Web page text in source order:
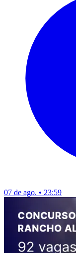
07 de ago. • 23:59